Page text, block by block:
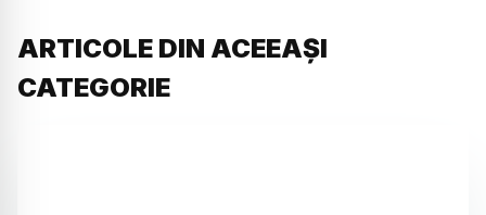
ARTICOLE DIN ACEEAȘI
CATEGORIE